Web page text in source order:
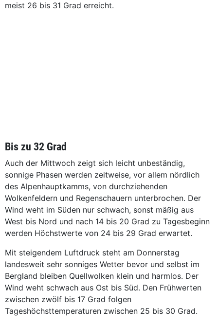
meist 26 bis 31 Grad erreicht.
Bis zu 32 Grad
Auch der Mittwoch zeigt sich leicht unbeständig,
sonnige Phasen werden zeitweise, vor allem nördlich
des Alpenhauptkamms, von durchziehenden
Wolkenfeldern und Regenschauern unterbrochen. Der
Wind weht im Süden nur schwach, sonst mäßig aus
West bis Nord und nach 14 bis 20 Grad zu Tagesbeginn
werden Höchstwerte von 24 bis 29 Grad erwartet.
Mit steigendem Luftdruck steht am Donnerstag
landesweit sehr sonniges Wetter bevor und selbst im
Bergland bleiben Quellwolken klein und harmlos. Der
Wind weht schwach aus Ost bis Süd. Den Frühwerten
zwischen zwölf bis 17 Grad folgen
Tageshöchsttemperaturen zwischen 25 bis 30 Grad.